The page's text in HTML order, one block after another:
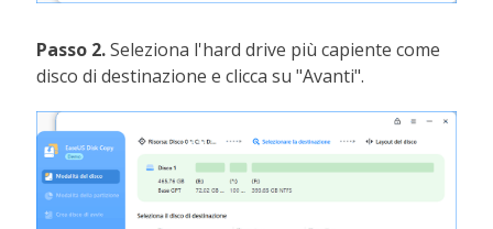
Passo 2.Seleziona l'hard drive più capiente come
disco di destinazione e clicca su "Avanti".